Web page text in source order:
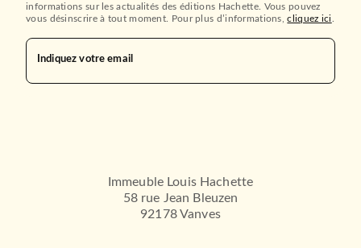
POLAR
16/04/1970
informations sur les actualités des éditions Hachette. Vous pouvez
vous désinscrire à tout moment. Pour plus d’informations,cliquez ici
Indiquez votre email
Immeuble Louis Hachette
58 rue Jean Bleuzen
92178 Vanves